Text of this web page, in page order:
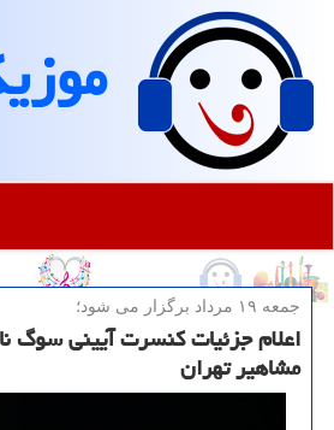
جمعه ۱۹ مرداد برگزار می شود؛
اعلام جزئیات کنسرت آیینی سوگ
مشاهیر تهران